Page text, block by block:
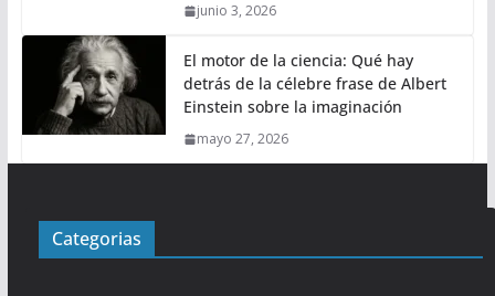
junio 3, 2026
El motor de la ciencia: Qué hay
detrás de la célebre frase de Albert
Einstein sobre la imaginación
mayo 27, 2026
Categorias